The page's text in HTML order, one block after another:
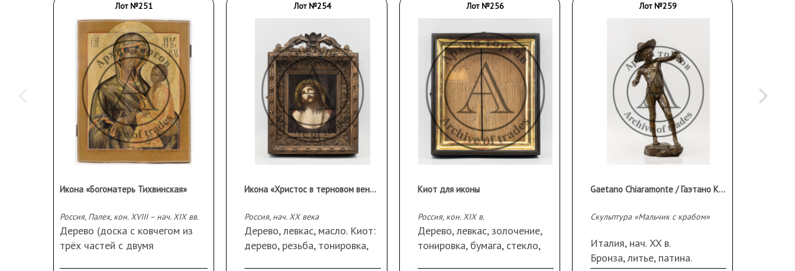
Лот №251
Икона «Богоматерь Тихвинская»
Россия, Палех, кон. XVIII – нач. XIX вв.
Дерево (доска с ковчегом из
трёх частей с двумя
Лот №254
Икона «Христос в терновом венце» («Ecce Homo») в резном киоте
Россия, нач. XX века
Дерево, левкас, масло. Киот:
дерево, резьба, тонировка,
Лот №256
Киот для иконы
Россия, кон. XIX в.
Дерево, левкас, золочение,
тонировка, бумага, стекло,
Лот №259
Gaetano Chiaramonte / Гаэтано Кьяромонте (1872–1962)
Скульптура «Мальчик с крабом»
Италия, нач. XX в.
Бронза, литье, патина.